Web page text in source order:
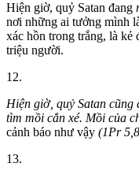
Hiện giờ, quỷ Satan đang
nơi những ai tưởng mình
xác hồn trong trắng, là kẻ
triệu người.
12.
Hiện giờ, quỷ Satan
tìm mồi cắn xé. Mồi của
cảnh báo như vậy (1Pr
13.